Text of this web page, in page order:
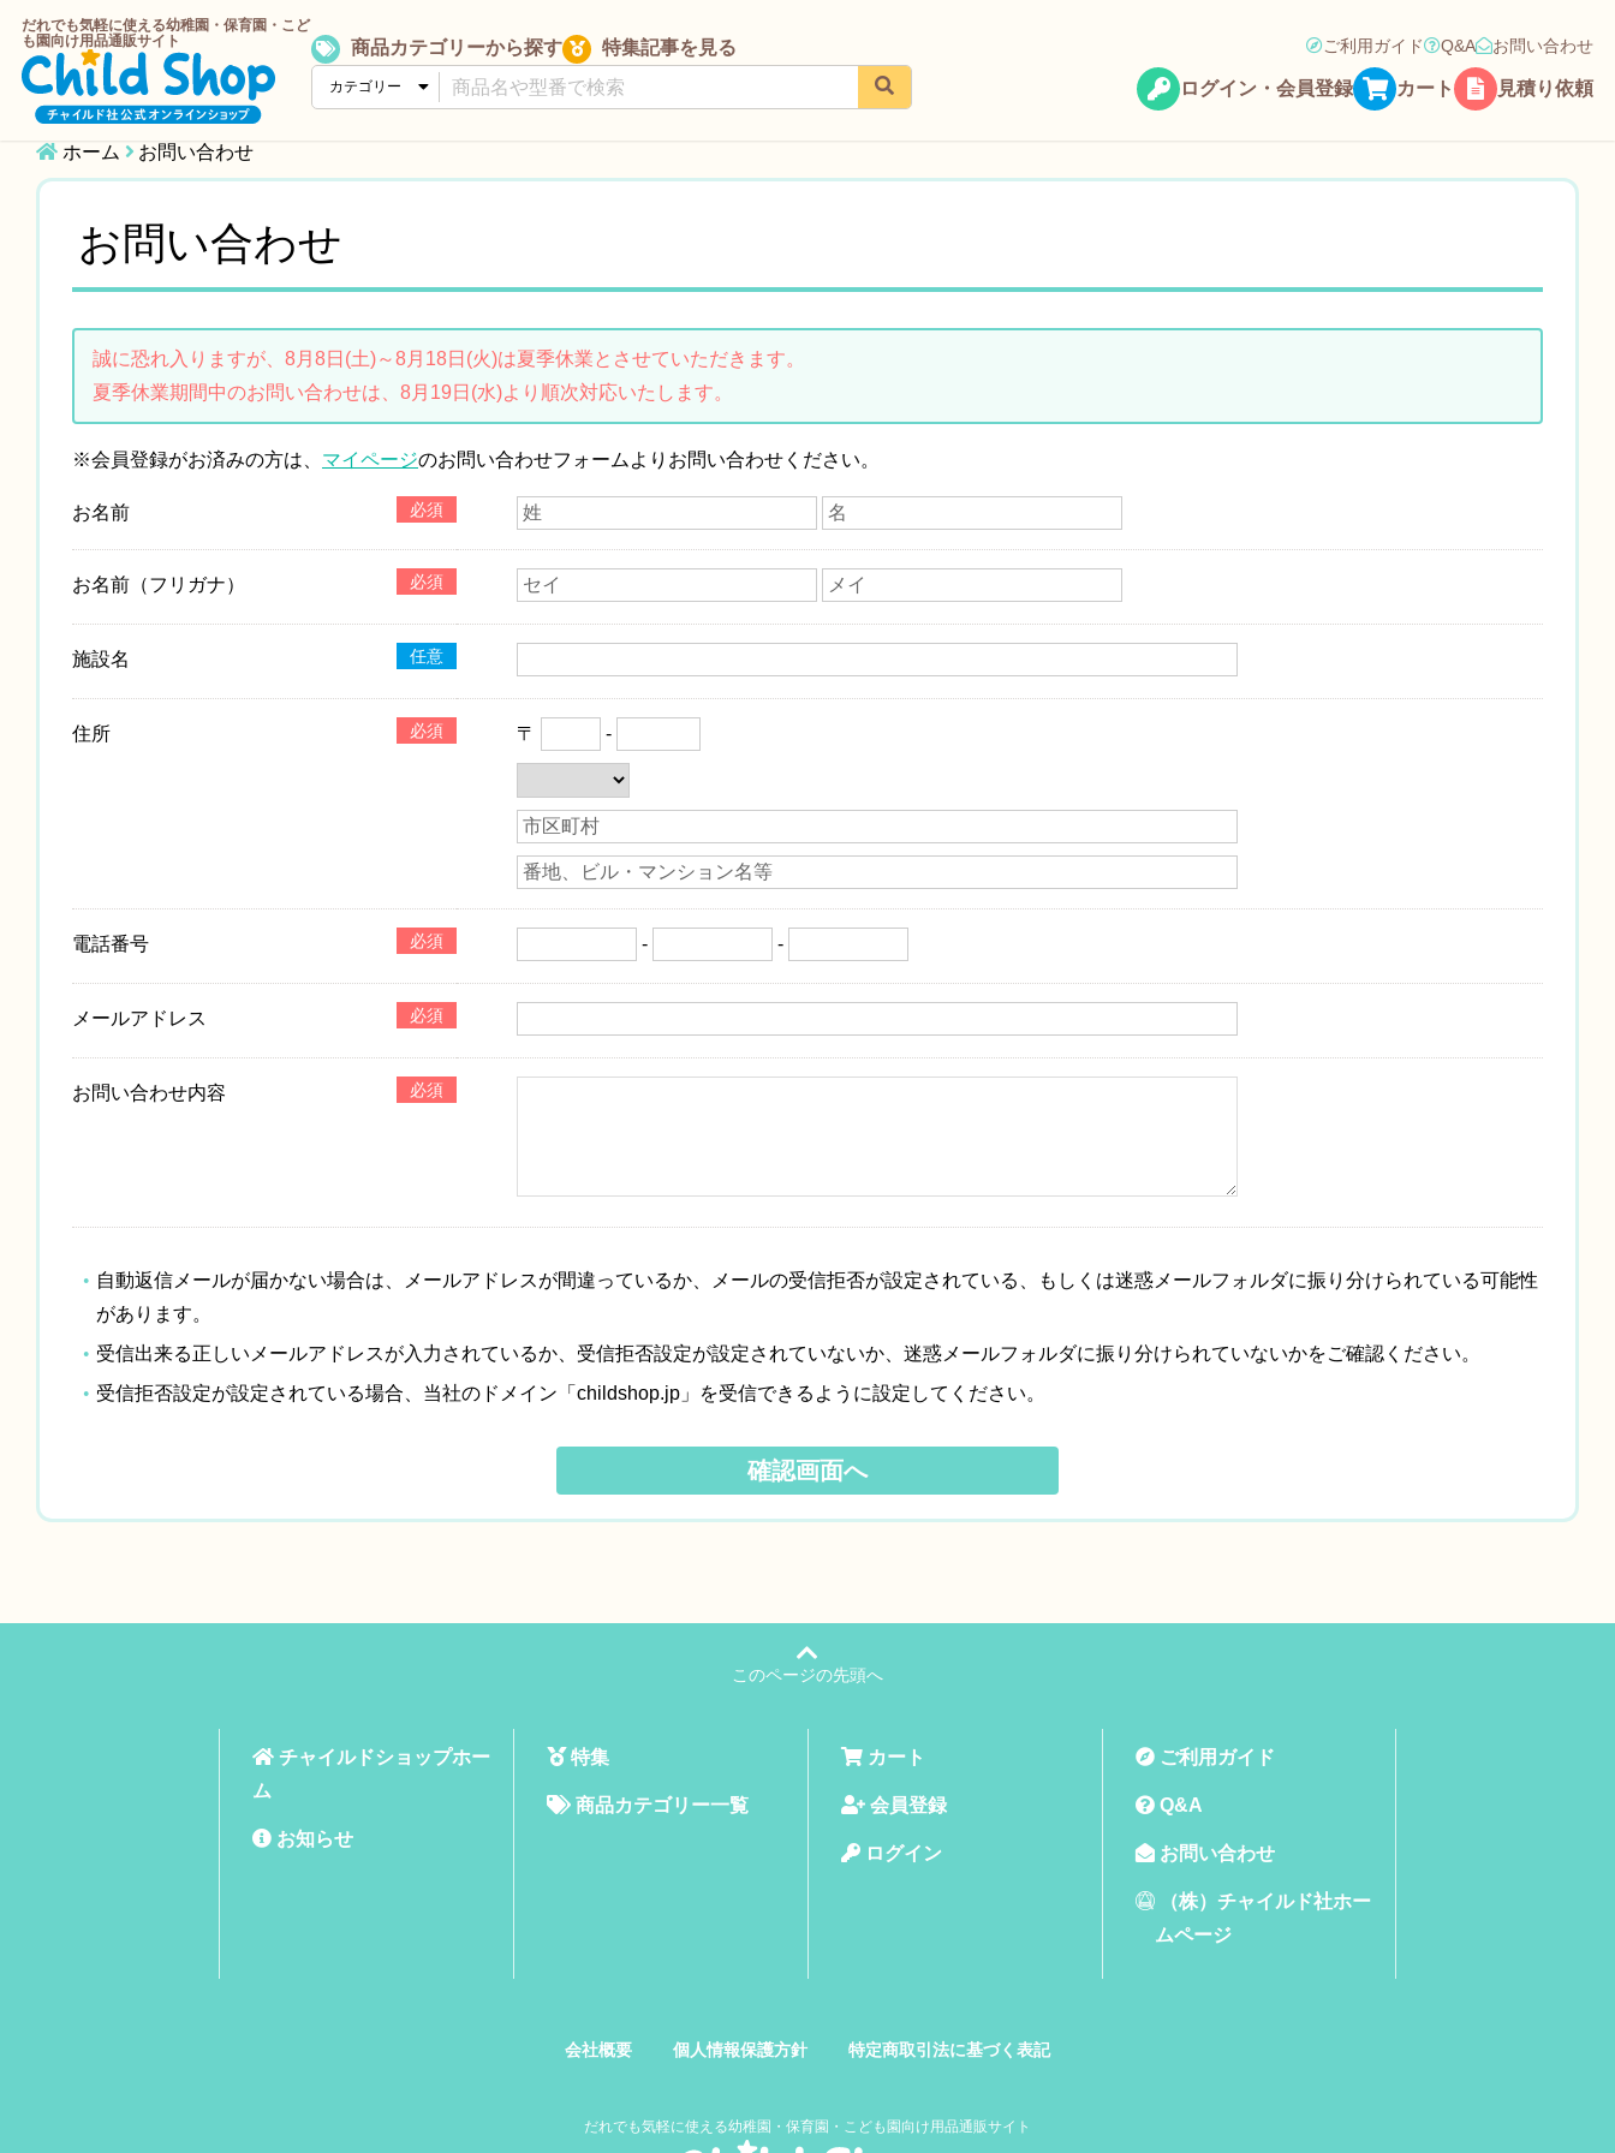
だれでも気軽に使える幼稚園・保育園・こど
も園向け用品通販サイト
商品カテゴリーから探す 特集記事を見る ご利用ガイド Q&A お問い合わせ
ログイン・会員登録 カート 見積り依頼
ホーム お問い合わせ
お問い合わせ
誠に恐れ入りますが、8月8日(土)～8月18日(火)は夏季休業とさせていただきます。
夏季休業期間中のお問い合わせは、8月19日(水)より順次対応いたします。
※会員登録がお済みの方は、 マイページのお問い合わせフォームよりお問い合わせください。
お名前 必須
お名前（フリガナ） 必須
施設名 任意
住所 必須 〒 -
電話番号 必須 - -
メールアドレス 必須
お問い合わせ内容 必須
自動返信メールが届かない場合は、メールアドレスが間違っているか、メールの受信拒否が設定されている、もしくは迷惑メールフォルダに振り分けられている可能性
があります。
受信出来る正しいメールアドレスが入力されているか、受信拒否設定が設定されていないか、迷惑メールフォルダに振り分けられていないかをご確認ください。
受信拒否設定が設定されている場合、当社のドメイン「childshop.jp」を受信できるように設定してください。
このページの先頭へ
チャイルドショップホー
ム
お知らせ
特集
商品カテゴリー一覧
カート
会員登録
ログイン
ご利用ガイド
Q&A
お問い合わせ
（株）チャイルド社ホー
ムページ
会社概要 個人情報保護方針 特定商取引法に基づく表記
だれでも気軽に使える幼稚園・保育園・こども園向け用品通販サイト